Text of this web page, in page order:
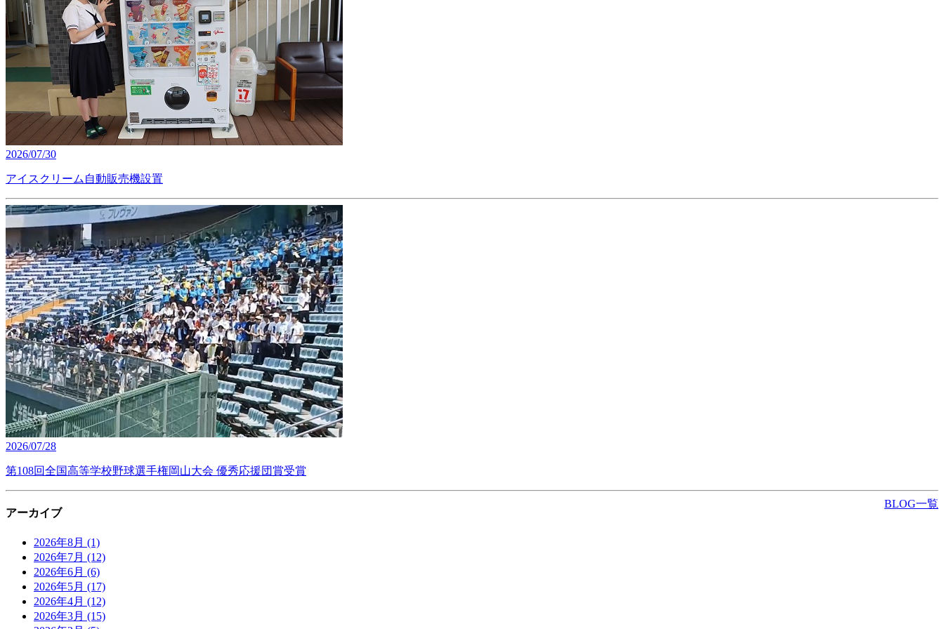
2026/07/30
アイスクリーム自動販売機設置
2026/07/28
第108回全国高等学校野球選手権岡山大会 優秀応援団賞受賞
BLOG一覧
アーカイブ
2026年8月 (1)
2026年7月 (12)
2026年6月 (6)
2026年5月 (17)
2026年4月 (12)
2026年3月 (15)